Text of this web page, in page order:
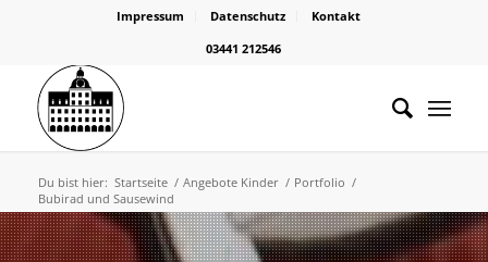
Impressum Datenschutz
Kontakt
03441 212546
Du bist hier: Startseite / Angebote Kinder / Portfolio /
Bubirad und Sausewind